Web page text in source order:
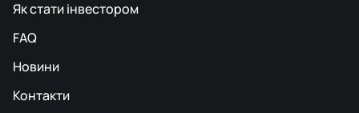
Як стати інвестором
FAQ
Новини
Контакти